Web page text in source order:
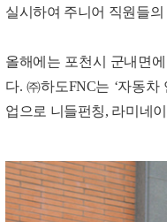
실시하여 주니어 직원들
올해에는 포천시 군내면
다. ㈜하도FNC는 ‘자동
업으로 니들펀칭, 라미네